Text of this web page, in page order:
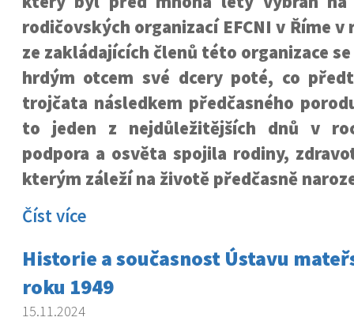
rodičovských organizací EFCNI v Říme v
ze zakládajících členů této organizace
hrdým otcem své dcery poté, co
trojčata následkem předčasného
to jeden z nejdůležitějších dnů v
podpora a osvěta spojila rodiny,
kterým záleží na životě předčasně
Číst více
Historie a současnost Ústavu
roku 1949
15.11.2024